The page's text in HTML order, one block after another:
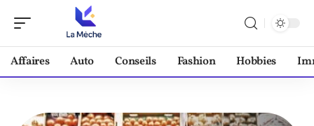
Affaires Auto Conseils Fashion Hobbies